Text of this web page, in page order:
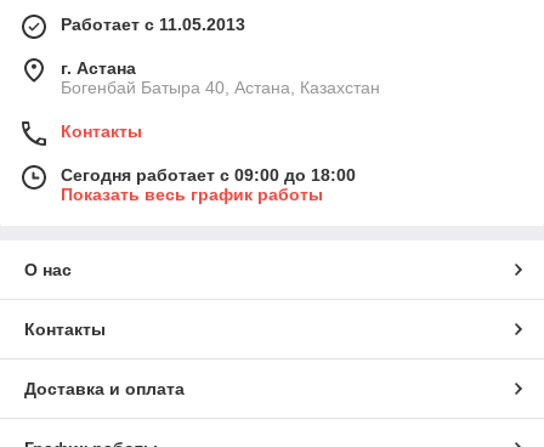
Работает с 11.05.2013
г. Астана
Богенбай Батыра 40, Астана, Казахстан
Контакты
Сегодня работает с 09:00 до 18:00
Показать весь график работы
О нас
Контакты
Доставка и оплата